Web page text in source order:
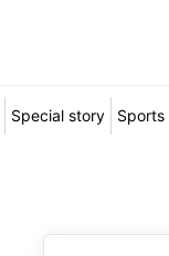
Special story Sports